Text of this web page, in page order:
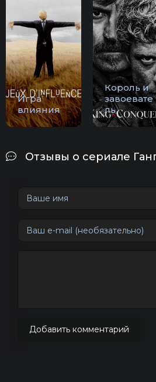
Игра
влияния
Король и
завоевате
ль
Отзывы о сериале
Добавить комментарий